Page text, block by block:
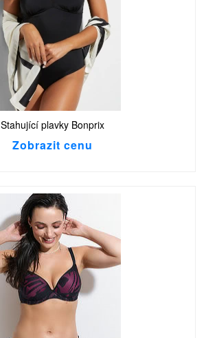
Stahující plavky Bonprix
Zobrazit cenu